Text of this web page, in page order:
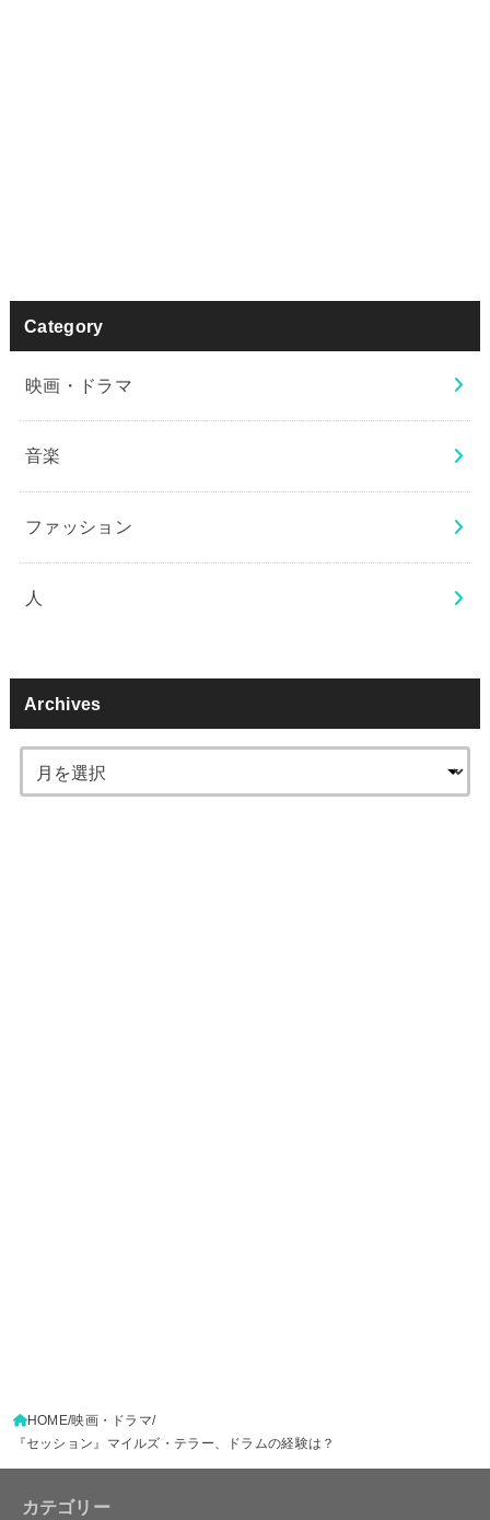
Category
映画・ドラマ
音楽
ファッション
人
Archives
HOME 映画・ドラマ
『セッション』マイルズ・テラー、ドラムの経験は？
カテゴリー